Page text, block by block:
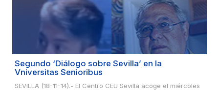
Segundo ‘Diálogo sobre Sevilla’ en la
Vniversitas Senioribus
SEVILLA (18-11-14).- El Centro CEU Sevilla acoge el miércoles